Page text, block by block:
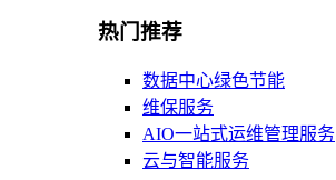
热门推荐
数据中心绿色节能
维保服务
AIO一站式运维管理服务
云与智能服务